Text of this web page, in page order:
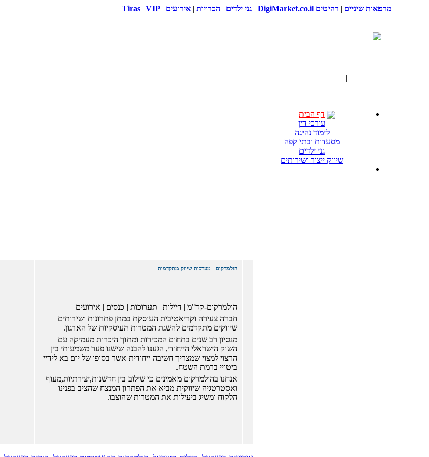
מרפאות שיניים | רהיטים DigiMarket.co.il |גני ילדים | הכרויות |אירועים |
Tiras| VIP
|
דף הבית
עורכי דין
לימוד נהיגה
מסעדות ובתי קפה
גני ילדים
שיווק ייצור ושירותים
הולמרקום - מערכות שיווק מתקדמות
הולמרקום-קד"מ | דיילות | תערוכות | כנסים | אירועים
חברה צעירה וקריאטיבית העוסקת במתן פתרונות ושירותים
שיווקים מתקדמים להשגת המטרות העיסקיות של הארגון.
מנסיון רב שנים בתחום המכירות ומתוך היכרות מעמיקה עם
השוק הישראלי הייחודי, הגענו להבנה שישנו פער משמעותי בין
הרצוי למצוי שמצריך חשיבה ייחודית אשר בסופו של יום בא לידיי
ביטויי ברמת השטח.
אנחנו בהולמרקום מאמינים כי שילוב בין חדשנות,יצירתיות,מעוף
ואסטרטגיה שיווקית מביא את הפתרון המנצח שהציב בפנינו
הלקוח ומשיג ביעילות את המטרות שהוצבו.